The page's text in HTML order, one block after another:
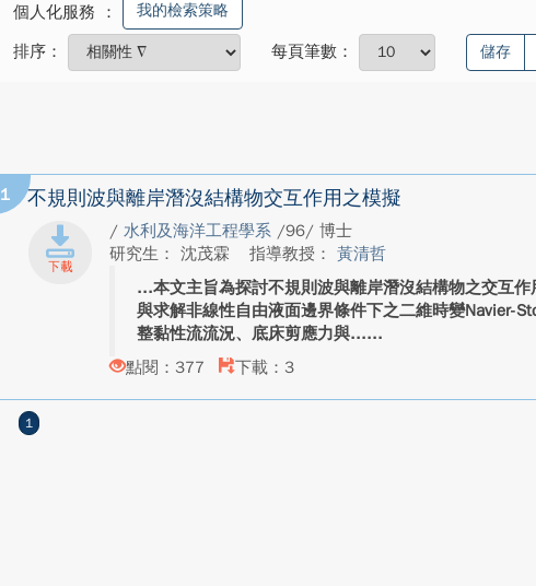
個人化服務 ： 我的檢索策略
排序： 每頁筆數： 儲存
1 不規則波與離岸潛沒結構物交互作用之模擬
/ 水利及海洋工程學系 /96/ 博士
研究生： 沈茂霖
指導教授： 黃清哲
本文主旨為探討不規則波與離岸潛沒結構物之交互
與求解非線性自由液面邊界條件下之二維時變Navier-
整黏性流流況、底床剪應力與...
點閱：377
下載：3
1